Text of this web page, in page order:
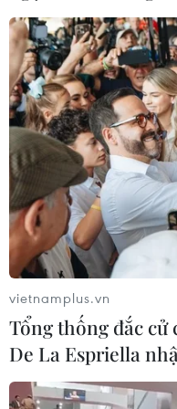
vietnamplus.vn
Tổng thống đắc cử
De La Espriella